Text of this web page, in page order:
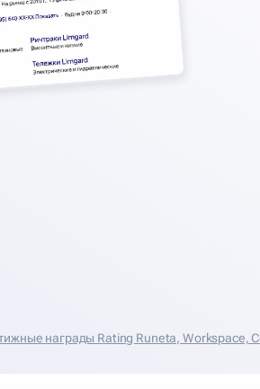
награды Rating Runeta, Workspace,